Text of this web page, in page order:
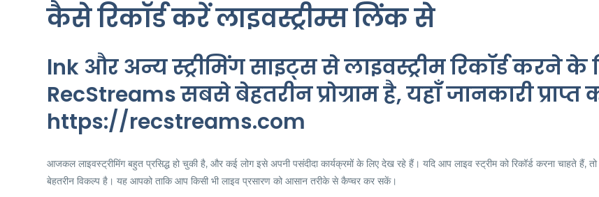
कैसे रिकॉर्ड करें लाइवस्ट्रीम्स लिंक से
lnk और अन्य स्ट्रीमिंग साइट्स से लाइवस्ट्रीम रिकॉर्ड करने के
RecStreams सबसे बेहतरीन प्रोग्राम है, यहाँ जानकारी प्राप्त
https://recstreams.com
आजकल लाइवस्ट्रीमिंग बहुत प्रसिद्ध हो चुकी है, और कई लोग इसे अपनी पसंदीदा कार्यक्रमों के लिए देख रहे हैं। यदि आप लाइव स्ट्रीम को रिकॉर्ड करना चाहते
बेहतरीन विकल्प है। यह आपको ताकि आप किसी भी लाइव प्रसारण को आसान तरीके से कैप्चर कर सकें।